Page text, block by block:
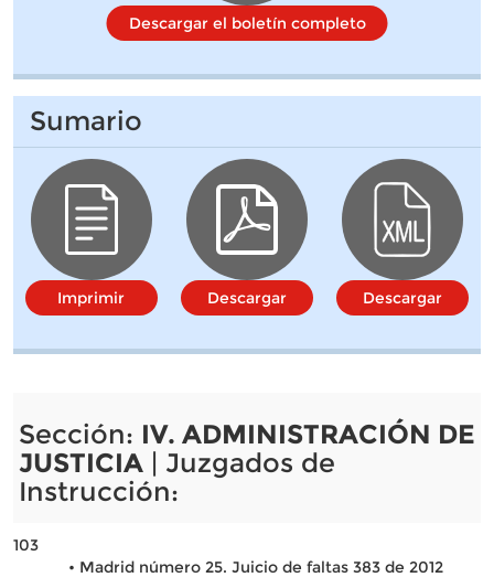
Descargar el boletín completo
Sumario
Imprimir Descargar Descargar
Sección: IV. ADMINISTRACIÓN DE
JUSTICIA| Juzgados de
Instrucción:
103
• Madrid número 25. Juicio de faltas 383 de 2012